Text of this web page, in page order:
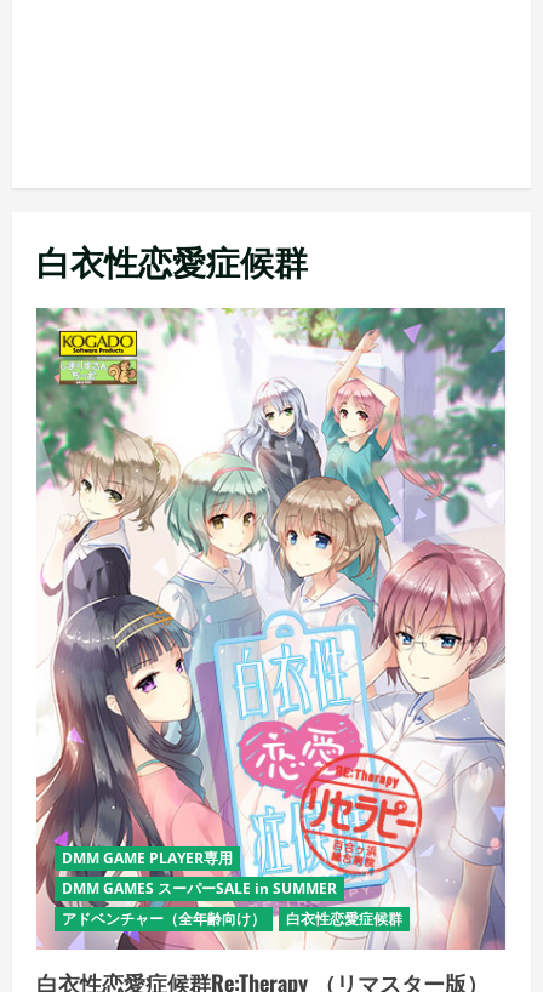
白衣性恋愛症候群
DMM GAME PLAYER専用
DMM GAMES スーパーSALE in SUMMER
アドベンチャー（全年齢向け）
白衣性恋愛症候群
白衣性恋愛症候群Re:Therapy （リマスター版）